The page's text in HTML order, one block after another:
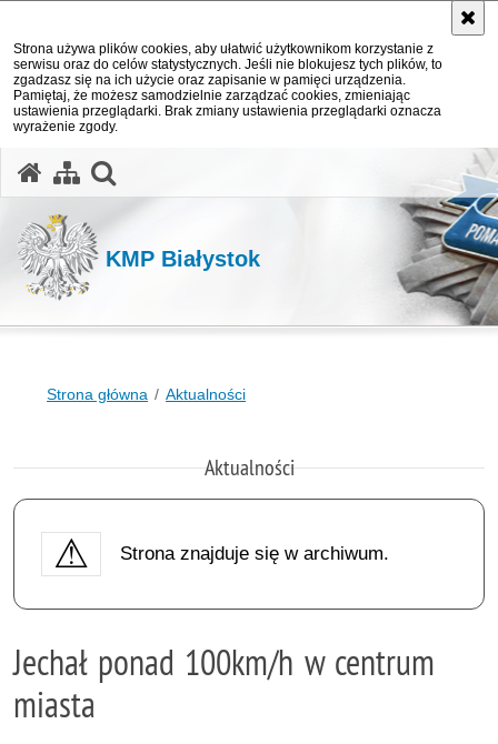
Strona używa plików cookies, aby ułatwić użytkownikom korzystanie z
serwisu oraz do celów statystycznych. Jeśli nie blokujesz tych plików, to
zgadzasz się na ich użycie oraz zapisanie w pamięci urządzenia.
Pamiętaj, że możesz samodzielnie zarządzać cookies, zmieniając
ustawienia przeglądarki. Brak zmiany ustawienia przeglądarki oznacza
wyrażenie zgody.
KMP Białystok
Strona główna Aktualności
Aktualności
Strona znajduje się w archiwum.
Jechał ponad 100km/h w centrum
miasta